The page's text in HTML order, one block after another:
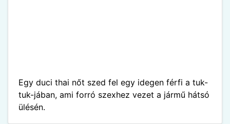
Egy duci thai nőt szed fel egy idegen férfi a tuk-
tuk-jában, ami forró szexhez vezet a jármű hátsó
ülésén.